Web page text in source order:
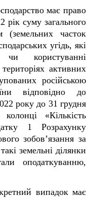
має право
рік суму загального
часток
угідь, які
користуванні
активних
російською
відповідно до
року до 31 грудня
«Кількість
1 Розрахунку
зобов’язання за
земельні ділянки
оподаткуванню,
випадок має